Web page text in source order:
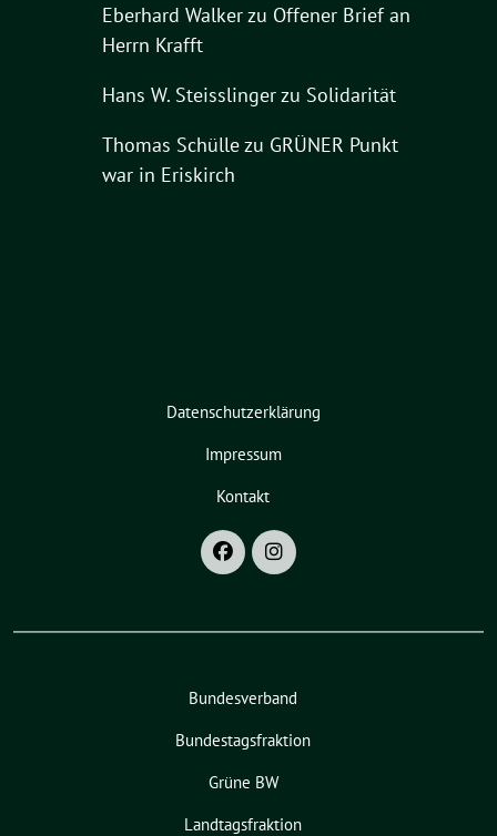
Eberhard Walkerzu Offener Brief an
Herrn Krafft
Hans W. Steisslingerzu Solidarität
Thomas Schüllezu GRÜNER Punkt
war in Eriskirch
Datenschutzerklärung
Impressum
Kontakt
Bundesverband
Bundestagsfraktion
Grüne BW
Landtagsfraktion